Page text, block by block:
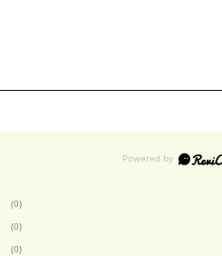
(0)
(0)
(0)